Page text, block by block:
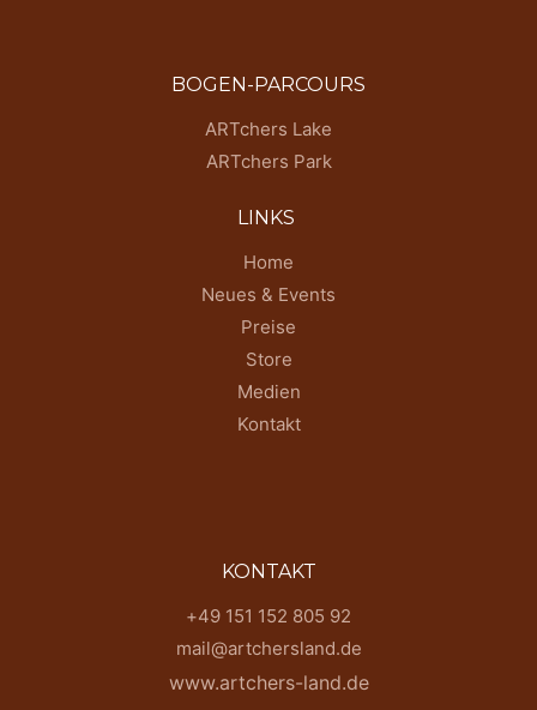
BOGEN-PARCOURS
ARTchers Lake
ARTchers Park
LINKS
Home
Neues & Events
Preise
Store
Medien
Kontakt
KONTAKT
+49 151 152 805 92
mail@artchersland.de
www.artchers-land.de